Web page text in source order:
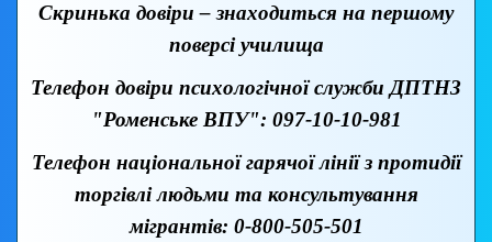
Скринька довіри – знаходиться на першому
поверсі училища
Телефон довіри психологічної служби ДПТНЗ
"Роменське ВПУ": 097-10-10-981
Телефон національної гарячої лінії з протидії
торгівлі людьми та консультування
мігрантів: 0-800-505-501